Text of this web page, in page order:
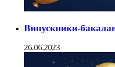
Випускники-
26.06.2023